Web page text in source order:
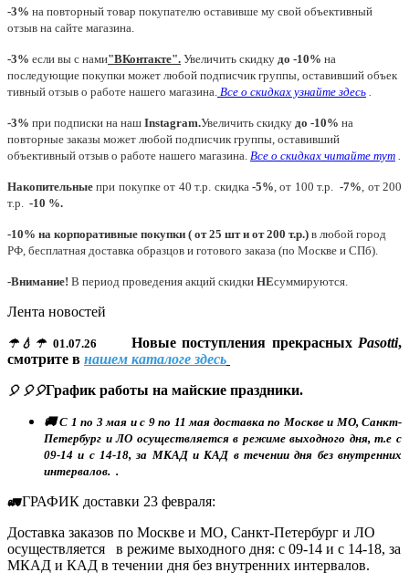
-3% на повторный товар покупателю оставивше му свой объективный
отзыв на сайте магазина.
-3% если вы с нами"ВКонтакте". Увеличить скидку до -10% на
последующие покупки может любой подписчик группы, оставивший объек
тивный отзыв о работе нашего магазина. Все о скидках узнайте здесь
-3% при подписки на наш Instagram.Увеличить скидку до -10% на
повторные заказы может любой подписчик группы, оставивший
объективный отзыв о работе нашего магазина. Все о скидках читайте тут
Накопительные при покупке от 40 т.р. скидка -5% , от 100 т.р.-7% , от 200
т.р. -10 %.
-10% на корпоративные покупки ( от 25 шт и от 200 т.р.) в любой город
РФ, бесплатная доставка образцов и готового заказа (по Москве и СПб).
-Внимание! В период проведения акций скидки НЕсуммируются.
Лента новостей
☂💧☂ 01.07.26 Новые поступления прекрасных Pasotti,
смотрите в нашем каталоге здесь
🎈 🎈🎈График работы на майские праздники.
🚚 С 1 по 3 мая и с 9 по 11 мая доставка по Москве и МО, Санкт-
Петербург и ЛО осуществляется в режиме выходного дня, т.е с
09-14 и с 14-18, за МКАД и КАД в течении дня без внутренних
интервалов. .
🚛ГРАФИК доставки 23 февраля:
Доставка заказов по Москве и МО, Санкт-Петербург и ЛО
осуществляется в режиме выходного дня: с 09-14 и с 14-18, за
МКАД и КАД в течении дня без внутренних интервалов.